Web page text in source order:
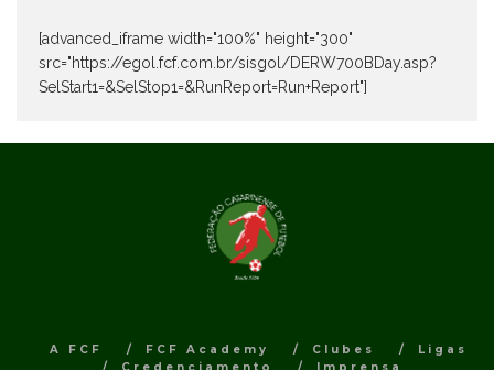
[advanced_iframe width="100%" height="300"
src="https://egol.fcf.com.br/sisgol/DERW700BDay.asp?
SelStart1=&SelStop1=&RunReport=Run+Report"]
A FCF FCF Academy Clubes
Ligas